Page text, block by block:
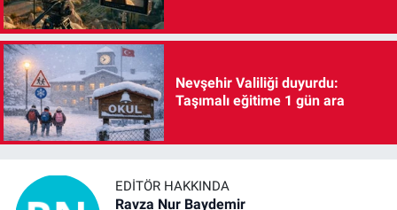
Nevşehir Valiliği duyurdu:
Taşımalı eğitime 1 gün ara
EDITÖR HAKKINDA
Ravza Nur Baydemir